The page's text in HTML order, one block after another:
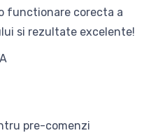
functionare corecta a
si rezultate excelente!
pre-comenzi